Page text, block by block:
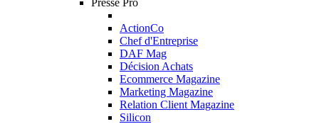
Presse Pro
ActionCo
Chef d'Entreprise
DAF Mag
Décision Achats
Ecommerce Magazine
Marketing Magazine
Relation Client Magazine
Silicon